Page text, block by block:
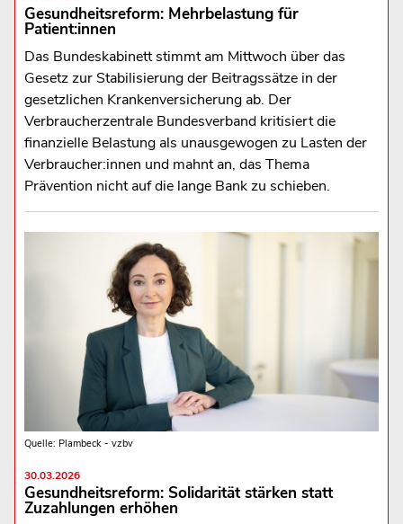
Gesundheitsreform: Mehrbelastung für
Patient:innen
Das Bundeskabinett stimmt am Mittwoch über das
Gesetz zur Stabilisierung der Beitragssätze in der
gesetzlichen Krankenversicherung ab. Der
Verbraucherzentrale Bundesverband kritisiert die
finanzielle Belastung als unausgewogen zu Lasten der
Verbraucher:innen und mahnt an, das Thema
Prävention nicht auf die lange Bank zu schieben.
Quelle: Plambeck - vzbv
30.03.2026
Gesundheitsreform: Solidarität stärken statt
Zuzahlungen erhöhen